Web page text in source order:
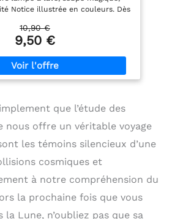
la
Les
des
les
en
Notice illustrée en couleurs. Dès
10,90 €
9,50 €
que l’étude des
nous offre un véritable voyage
les témoins silencieux d’une
cosmiques et
à notre compréhension du
la prochaine fois que vous
la Lune, n’oubliez pas que sa